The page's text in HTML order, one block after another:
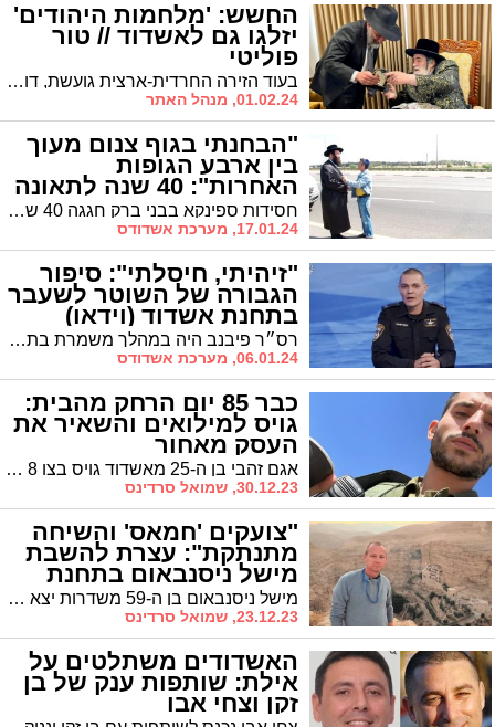
החשש: 'מלחמות היהודים'
יזלגו גם לאשדוד // טור
פוליטי
בעוד הזירה החרדית-ארצית גועשת, דווקא באשדוד נשמר השקט התעשייתי - על אף הפיצול החרדי למועצת העיר | עם זאת, בימים האחרונים צף החשש שההתלהטות המורגשת בבית שמש, אלעד ובני ברק, תשפיע גם על המתרחש באשדוד | האם לסרי אמור להיות מודאג מההתפתחויות? | ניתוח פוליטי - טור מס' 5
01.02.24, מנהל האתר
"הבחנתי בגוף צנום מעוך
בין ארבע הגופות
האחרות": 40 שנה לתאונה
המחרידה חסידות ספינקא בבני ברק חגגה 40 שנה לנס 'יום ההצלה' של האדמו"ר שנקלע לתאונת דרכים בדרכו חזרה מהלווית הבבא סאלי זצוק"ל וניצל בזכות הכונן האשדודי שמעון יפרח הי"ו
17.01.24, מערכת אשדודס
"זיהיתי, חיסלתי": סיפור
הגבורה של השוטר לשעבר
בתחנת אשדוד (וידאו)
רס״ר פיבנב היה במהלך משמרת בתחנת חברון כשפרצה המלחמה בבוקר שמחת תורה. באישור מפקדיו, הוא יצא אל עבר אשתו ושלוש בנותיו שנמצאות בבית בישוב יתד שעל גבול מצרים. בראיון ל'מבט למשטרה' הוא מספר על ההיתקלויות הרבות בדרך ועל החששות הכבדים בדקות הקריטיות. צפו
06.01.24, מערכת אשדודס
כבר 85 יום הרחק מהבית:
גויס למילואים והשאיר את
העסק מאחור
אגם זהבי בן ה-25 מאשדוד גויס בצו 8 כלוחם גבעתי מיד עם פרוץ המלחמה והשאיר את כל חייו מאחור. את העסק שפתח רק חודש וחצי קודם לכן הוא נאלץ לסגור והיום - 85 יום אחרי - קונדיטוריה "סוויטס" שהוא מפעיל בעיר אט אט חוזרת לעצמה. "לא מרגיש שיש לי את הזכות להתלונן"
30.12.23, שמואל סרדינס
"צועקים 'חמאס' והשיחה
מתנתקת": עצרת להשבת
מישל ניסנבאום בתחנת
מד"א אשדוד מישל ניסנבאום בן ה-59 משדרות יצא בבוקר שמחת תורה כדי לאסוף את נכדתו בת ה-4 מבסיס רעים. כעבור 10 דקות נותק עמו הקשר ושבועיים לאחר מכן התברר שהוא נחטף לעזה. ביום חמישי הקרוב יתקיים בתחנת מד"א בעיר אירוע הקורא להשבתו
23.12.23, שמואל סרדינס
האשדודים משתלטים על
אילת: שותפות ענק של בן
זקן וצחי אבו